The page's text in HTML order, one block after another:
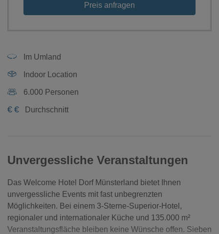
Preis anfragen
Im Umland
Indoor Location
6.000 Personen
€ € Durchschnitt
Unvergessliche Veranstaltungen
Das Welcome Hotel Dorf Münsterland bietet Ihnen
unvergessliche Events mit fast unbegrenzten
Möglichkeiten. Bei einem 3-Sterne-Superior-Hotel,
regionaler und internationaler Küche und 135.000 m²
Veranstaltungsfläche bleiben keine Wünsche offen. Sieben